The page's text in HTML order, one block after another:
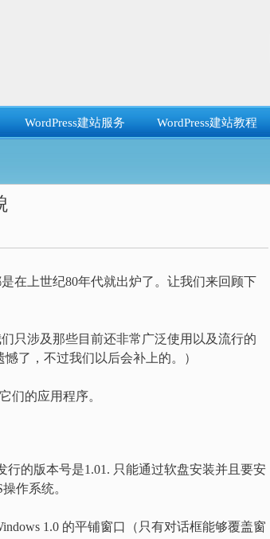
WordPress建站服务 WordPress建站教程
在上世纪80年代就出炉了。让我们来回顾下
只涉及那些目前还非常广泛使用以及流行的
了，不过我们以后会补上的。）
们的应用程序。
行的版本号是1.01. 只能通过软盘安装并且要安
作系统。
1.0 的平铺窗口（只有对话框能够覆盖窗